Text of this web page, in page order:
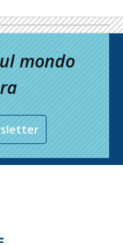
mondo